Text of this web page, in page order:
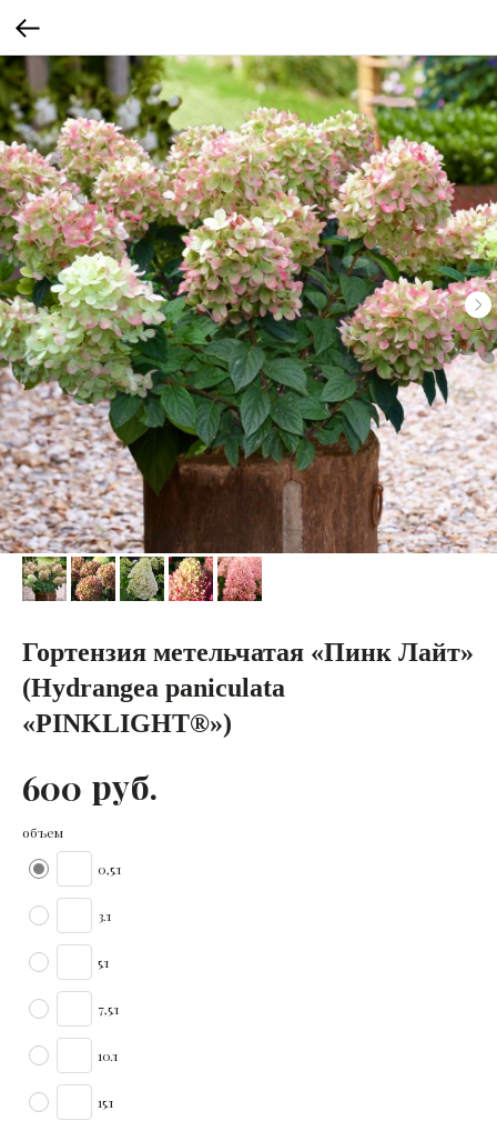
Гортензия метельчатая «Пинк Лайт»
(Hydrangea paniculata
«PINKLIGHT®»)
600 руб.
объем
0,5л
3л
5л
7,5л
10л
15л